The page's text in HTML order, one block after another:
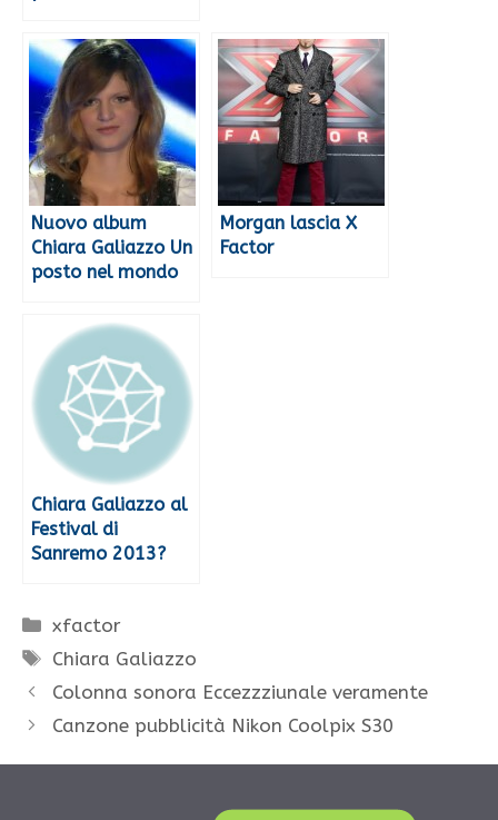
Nuovo album
Chiara Galiazzo Un
posto nel mondo
Morgan lascia X
Factor
Chiara Galiazzo al
Festival di
Sanremo 2013?
Categorie
xfactor
Tag
Chiara Galiazzo
Colonna sonora Eccezzziunale veramente
Canzone pubblicità Nikon Coolpix S30